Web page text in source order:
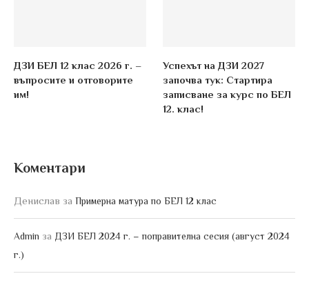
ДЗИ БЕЛ 12 клас 2026 г. –
въпросите и отговорите
им!
Успехът на ДЗИ 2027
започва тук: Стартира
записване за курс по БЕЛ
12. клас!
Коментари
Денислав за Примерна матура по БЕЛ 12 клас
Admin за ДЗИ БЕЛ 2024 г. – поправителна сесия (август 2024
г.)